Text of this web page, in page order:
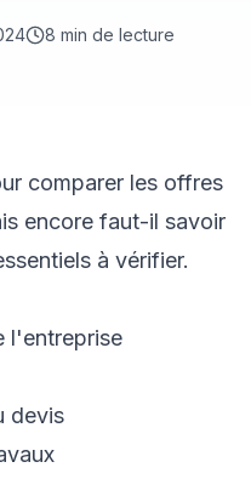
8 min de lecture
comparer les offres
encore faut-il savoir
à vérifier.
l'entreprise
devis